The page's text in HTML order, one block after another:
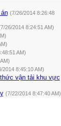
(7/26/2014 8:26:48
26/2014 8:24:51 AM)
AM)
2014 8:45:10 AM)
vận tải khu vực
(7/22/2014 8:47:40 AM)